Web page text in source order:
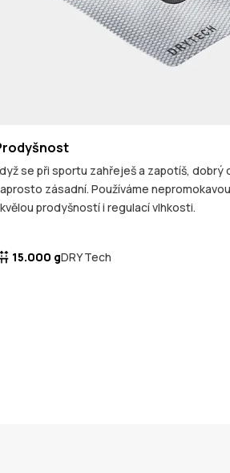
se při sportu zahřeješ a zapotíš, dobrý
zásadní. Používáme
prodyšností i regulací vlhkosti.
15.000 gDRY Tech